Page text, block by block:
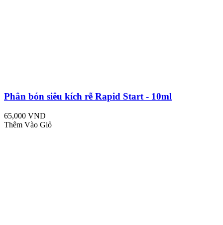
Phân bón siêu kích rễ Rapid Start - 10ml
65,000 VND
Thêm Vào Giỏ